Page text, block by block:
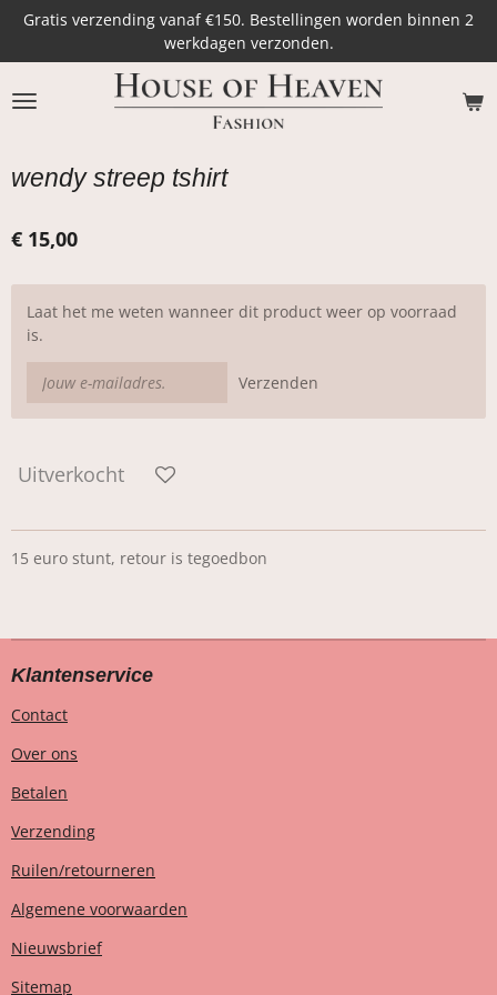
Ga
naar
de
hoofdinhoud
Gratis verzending vanaf €150. Bestellingen worden binnen 2
werkdagen verzonden.
wendy streep tshirt
€ 15,00
Laat het me weten wanneer dit product weer op voorraad
is.
Verzenden
Uitverkocht
15 euro stunt, retour is tegoedbon
Klantenservice
Contact
Over ons
Betalen
Verzending
Ruilen/retourneren
Algemene voorwaarden
Nieuwsbrief
Sitemap